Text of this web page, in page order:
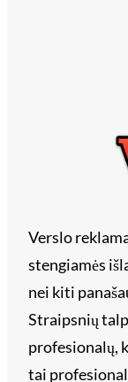
Verslo
stengiamės
nei kiti
Straipsnių
profesionalų,
tai